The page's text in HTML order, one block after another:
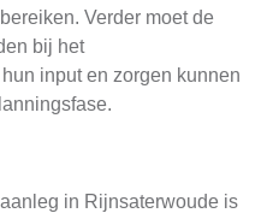
Verder moet de
bij het
input en zorgen kunnen
in Rijnsaterwoude is